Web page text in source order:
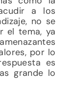
a los
no se
el tema, ya
por lo
es
grande lo